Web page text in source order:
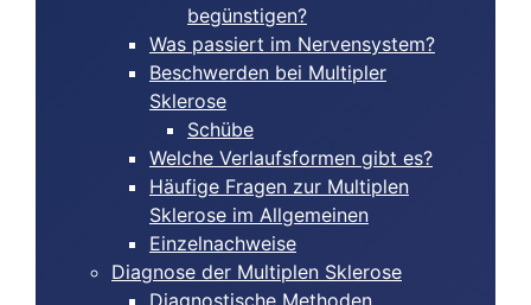
begünstigen?
Was passiert im Nervensystem?
Beschwerden bei Multipler
Sklerose
Schübe
Welche Verlaufsformen gibt es?
Häufige Fragen zur Multiplen
Sklerose im Allgemeinen
Einzelnachweise
Diagnose der Multiplen Sklerose
Diagnostische Methoden